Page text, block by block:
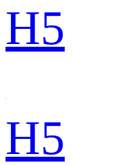
H5
H5